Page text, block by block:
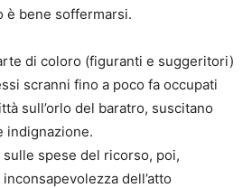
è bene soffermarsi.
di coloro (figuranti e suggeritori)
scranni fino a poco fa occupati
sull’orlo del baratro, suscitano
indignazione.
sulle spese del ricorso, poi,
dell’atto